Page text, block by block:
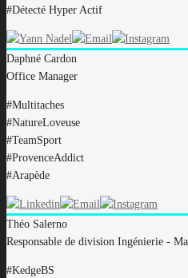
#Détecté Hyper Actif
Daphné Cardon
Office Manager
#Multitaches
#NatureLoveuse
#TeamSport
#ProvenceAddict
#Arapède
Théo Salerno
Responsable de division Ingénierie -
#KedgeBS